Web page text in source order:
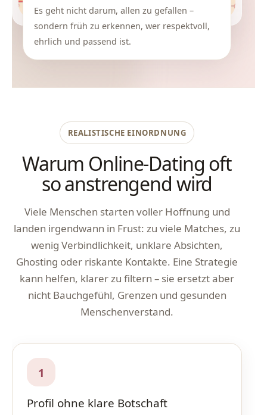
Es geht nicht darum, allen zu gefallen –
sondern früh zu erkennen, wer respektvoll,
ehrlich und passend ist.
REALISTISCHE EINORDNUNG
Warum Online-Dating oft
so anstrengend wird
Viele Menschen starten voller Hoffnung und
landen irgendwann in Frust: zu viele Matches, zu
wenig Verbindlichkeit, unklare Absichten,
Ghosting oder riskante Kontakte. Eine Strategie
kann helfen, klarer zu filtern – sie ersetzt aber
nicht Bauchgefühl, Grenzen und gesunden
Menschenverstand.
1
Profil ohne klare Botschaft